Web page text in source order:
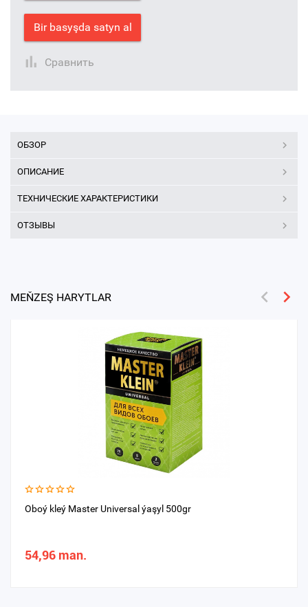
Bir basyşda satyn al
Сравнить
ОБЗОР
ОПИСАНИЕ
ТЕХНИЧЕСКИЕ ХАРАКТЕРИСТИКИ
ОТЗЫВЫ
MEŇZEŞ HARYTLAR
Oboý kleý Master Universal ýaşyl 500gr
54,96 man.